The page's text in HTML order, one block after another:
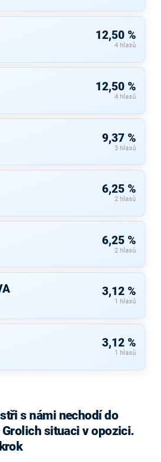
12,50 %
4 hlasů
12,50 %
4 hlasů
9,37 %
3 hlasů
6,25 %
2 hlasů
6,25 %
2 hlasů
3,12 %
1 hlasů
3,12 %
1 hlasů
s námi nechodí do
situaci v opozici.